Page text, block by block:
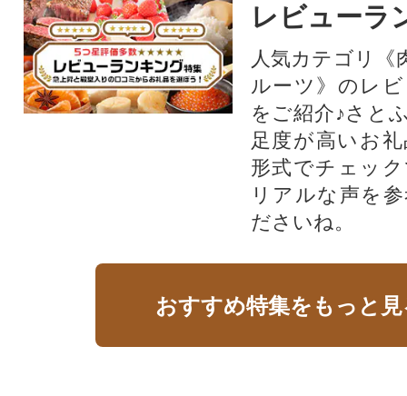
レビューラ
人気カテゴリ《
ルーツ》のレ
をご紹介♪さと
足度が高いお
形式でチェッ
リアルな声を
ださいね。
おすすめ特集をもっと